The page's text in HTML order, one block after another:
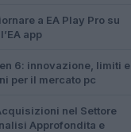
a EA Play Pro su
app
6: innovazione, limiti e
per il mercato pc
nel Settore
Approfondita e